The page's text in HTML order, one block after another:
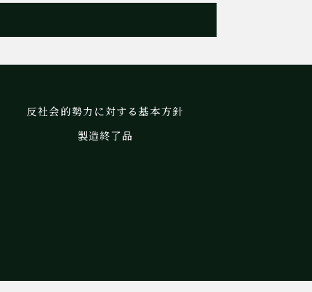
反社会的勢力に対する基本方針
製造終了品